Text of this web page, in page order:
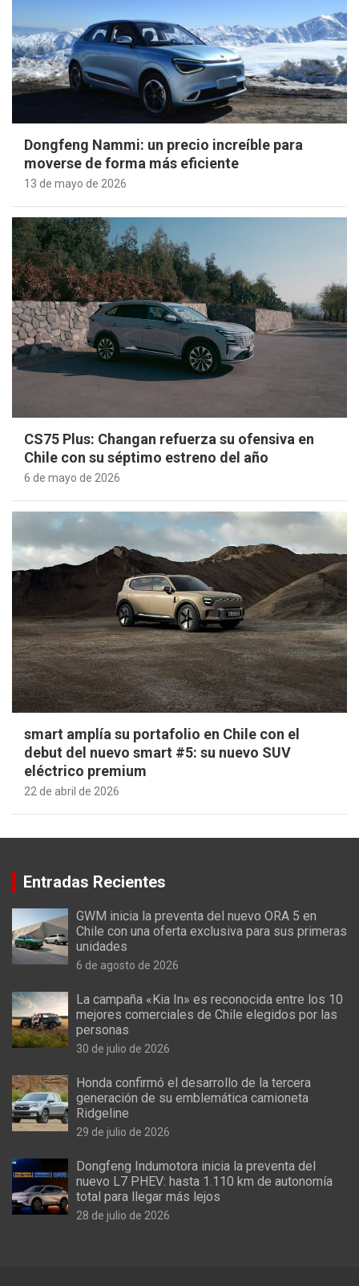
Dongfeng Nammi: un precio increíble para
moverse de forma más eficiente
13 de mayo de 2026
CS75 Plus: Changan refuerza su ofensiva en
Chile con su séptimo estreno del año
6 de mayo de 2026
smart amplía su portafolio en Chile con el
debut del nuevo smart #5: su nuevo SUV
eléctrico premium
22 de abril de 2026
Entradas Recientes
GWM inicia la preventa del nuevo ORA 5 en
Chile con una oferta exclusiva para sus primeras
unidades
6 de agosto de 2026
La campaña «Kia In» es reconocida entre los 10
mejores comerciales de Chile elegidos por las
personas
30 de julio de 2026
Honda confirmó el desarrollo de la tercera
generación de su emblemática camioneta
Ridgeline
29 de julio de 2026
Dongfeng Indumotora inicia la preventa del
nuevo L7 PHEV: hasta 1.110 km de autonomía
total para llegar más lejos
28 de julio de 2026